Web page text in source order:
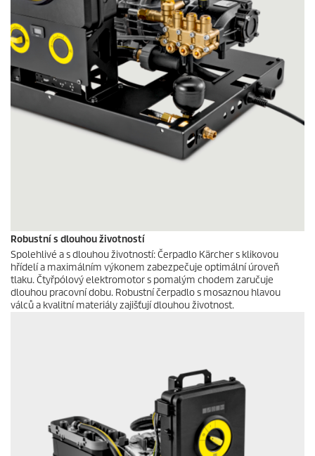
Robustní s dlouhou životností
Spolehlivé a s dlouhou životností: Čerpadlo Kärcher s klikovou
hřídelí a maximálním výkonem zabezpečuje optimální úroveň
tlaku. Čtyřpólový elektromotor s pomalým chodem zaručuje
dlouhou pracovní dobu. Robustní čerpadlo s mosaznou hlavou
válců a kvalitní materiály zajišťují dlouhou životnost.